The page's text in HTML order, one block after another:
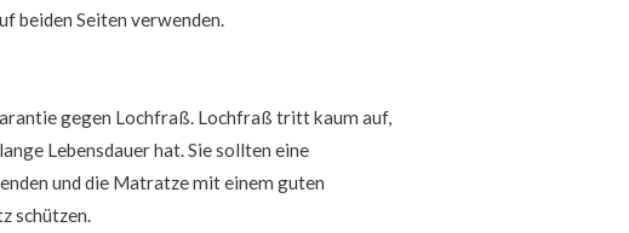
beiden Seiten verwenden.
gegen Lochfraß. Lochfraß tritt kaum auf,
Lebensdauer hat. Sie sollten eine
und die Matratze mit einem guten
schützen.